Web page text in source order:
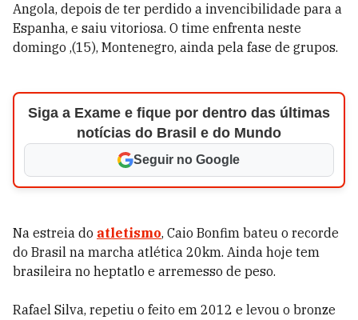
Angola, depois de ter perdido a invencibilidade para a
Espanha, e saiu vitoriosa. O time enfrenta neste
domingo ,(15), Montenegro, ainda pela fase de grupos.
Siga a Exame e fique por dentro das últimas
notícias do Brasil e do Mundo
Seguir no Google
Na estreia do atletismo, Caio Bonfim bateu o recorde
do Brasil na marcha atlética 20km. Ainda hoje tem
brasileira no heptatlo e arremesso de peso.
Rafael Silva, repetiu o feito em 2012 e levou o bronze